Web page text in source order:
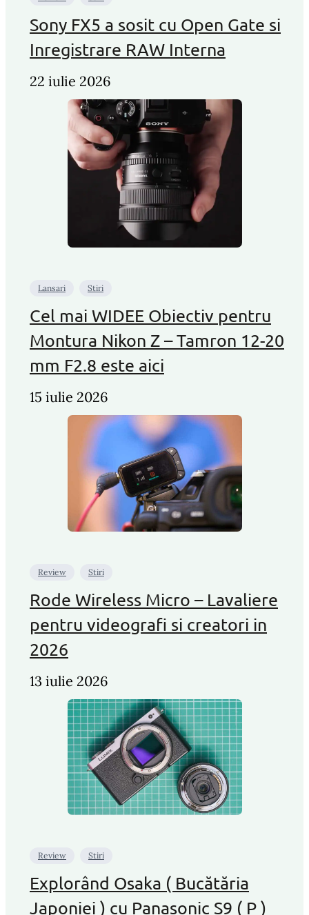
Sony FX5 a sosit cu Open Gate si
Inregistrare RAW Interna
22 iulie 2026
Lansari Stiri
Cel mai WIDEE Obiectiv pentru
Montura Nikon Z – Tamron 12-20
mm F2.8 este aici
15 iulie 2026
Review Stiri
Rode Wireless Micro – Lavaliere
pentru videografi si creatori in
2026
13 iulie 2026
Review Stiri
Explorând Osaka ( Bucătăria
Japoniei ) cu Panasonic S9 ( P )